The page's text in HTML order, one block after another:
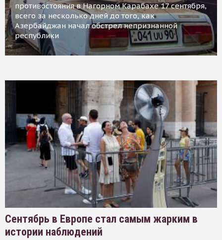
противостояния в Нагорном Карабахе 17 сентября,
всего за несколько дней до того, как
Азербайджан начал обстрел непризнанной
республики
Сентябрь в Европе стал самым жарким в
истории наблюдений